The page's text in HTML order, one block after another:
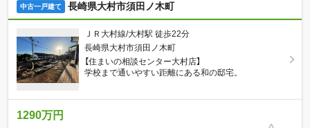
中古一戸建て 長崎県大村市須田ノ木町
ＪＲ大村線/大村駅 徒歩22分
長崎県大村市須田ノ木町
【住まいの相談センター大村店】
学校まで通いやすい距離にある和の邸宅。
1290万円